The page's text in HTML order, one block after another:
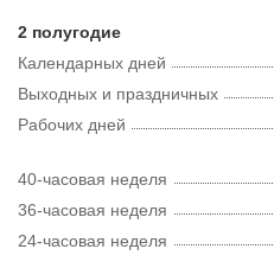
2 полугодие
Календарных дней
Рабочих дней
Выходных и праздничных
40-часовая неделя
36-часовая неделя
24-часовая неделя